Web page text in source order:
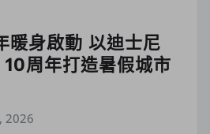
暖身啟動 以迪士尼
10周年打造暑假城市
2026